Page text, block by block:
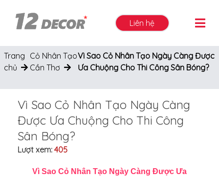
Liên hệ
Trang
chủ
Cỏ Nhân Tạo
Cần Thơ
Vì Sao Cỏ Nhân Tạo Ngày Càng Được
Ưa Chuộng Cho Thi Công Sân Bóng?
Vì Sao Cỏ Nhân Tạo Ngày Càng
Được Ưa Chuộng Cho Thi Công
Sân Bóng?
Lượt xem: 405
Vì Sao Cỏ Nhân Tạo Ngày Càng Được Ưa